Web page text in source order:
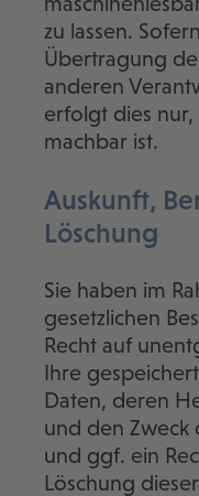
zu lassen.
Übertragung
anderen
erfolgt dies nur,
machbar ist.
Auskunft,
Löschung
Sie haben im
gesetzlichen
Recht auf
Ihre
Daten, deren
und den Zweck
und ggf. ein
Löschung